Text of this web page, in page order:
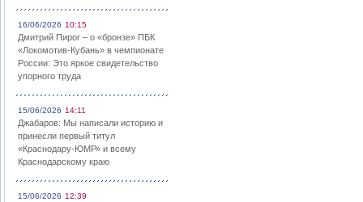
16/06/2026 10:15
Дмитрий Пирог – о «бронзе» ПБК
«Локомотив-Кубань» в чемпионате
России: Это яркое свидетельство
упорного труда
15/06/2026 14:11
Джабаров: Мы написали историю и
принесли первый титул
«Краснодару-ЮМР» и всему
Краснодарскому краю
15/06/2026 12:39